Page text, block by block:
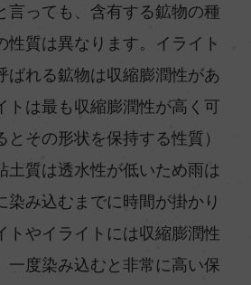
言っても、含有する鉱物の種
性質は異なります。イライト
ばれる鉱物は収縮膨潤性があ
トは最も収縮膨潤性が高く可
その形状を保持する性質）
土質は透水性が低いため雨は
染み込むまでに時間が掛かり
トやイライトには収縮膨潤性
一度染み込むと非常に高い保